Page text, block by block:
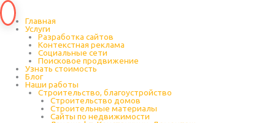
Главная
Услуги
Разработка сайтов
Контекстная реклама
Социальные сети
Поисковое продвижение
Узнать стоимость
Блог
Наши работы
Строительство, благоустройство
Строительство домов
Строительные материалы
Сайты по недвижимости